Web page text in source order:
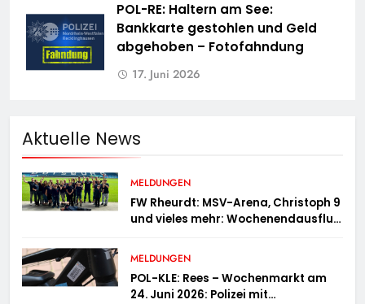
POL-RE: Haltern am See:
Bankkarte gestohlen und Geld
abgehoben – Fotofahndung
17. Juni 2026
Aktuelle News
MELDUNGEN
FW Rheurdt: MSV-Arena, Christoph 9
und vieles mehr: Wochenendausflug
MELDUNGEN
POL-KLE: Rees – Wochenmarkt am
24. Juni 2026: Polizei mit